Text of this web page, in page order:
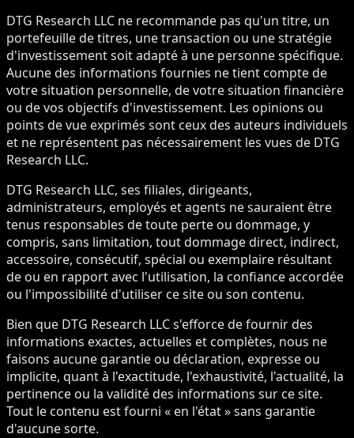
DTG Research LLC ne recommande pas qu'un titre, un
portefeuille de titres, une transaction ou une stratégie
d'investissement soit adapté à une personne spécifique.
Aucune des informations fournies ne tient compte de
votre situation personnelle, de votre situation financière
ou de vos objectifs d'investissement. Les opinions ou
points de vue exprimés sont ceux des auteurs individuels
et ne représentent pas nécessairement les vues de DTG
Research LLC.
DTG Research LLC, ses filiales, dirigeants,
administrateurs, employés et agents ne sauraient être
tenus responsables de toute perte ou dommage, y
compris, sans limitation, tout dommage direct, indirect,
accessoire, consécutif, spécial ou exemplaire résultant
de ou en rapport avec l'utilisation, la confiance accordée
ou l'impossibilité d'utiliser ce site ou son contenu.
Bien que DTG Research LLC s'efforce de fournir des
informations exactes, actuelles et complètes, nous ne
faisons aucune garantie ou déclaration, expresse ou
implicite, quant à l'exactitude, l'exhaustivité, l'actualité, la
pertinence ou la validité des informations sur ce site.
Tout le contenu est fourni « en l'état » sans garantie
d'aucune sorte.